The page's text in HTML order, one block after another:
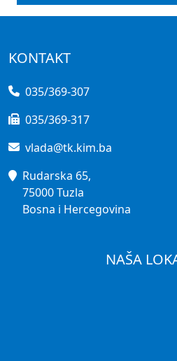
KONTAKT
035/369-307
035/369-317
vlada@tk.kim.ba
Rudarska 65,
75000 Tuzla
Bosna i Hercegovina
NAŠA